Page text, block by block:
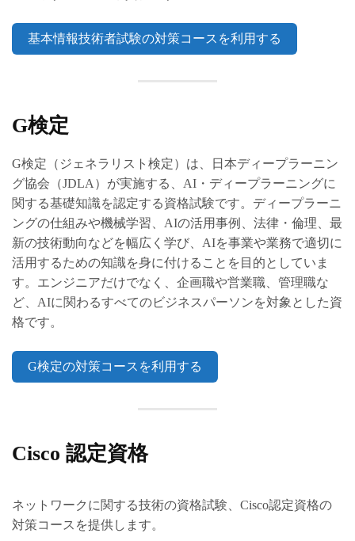
基本情報技術者試験の対策コースを利用する
G検定
G検定（ジェネラリスト検定）は、日本ディープラーニン
グ協会（JDLA）が実施する、AI・ディープラーニングに
関する基礎知識を認定する資格試験です。ディープラーニ
ングの仕組みや機械学習、AIの活用事例、法律・倫理、最
新の技術動向などを幅広く学び、AIを事業や業務で適切に
活用するための知識を身に付けることを目的としていま
す。エンジニアだけでなく、企画職や営業職、管理職な
ど、AIに関わるすべてのビジネスパーソンを対象とした資
格です。
G検定の対策コースを利用する
Cisco 認定資格
ネットワークに関する技術の資格試験、Cisco認定資格の
対策コースを提供します。